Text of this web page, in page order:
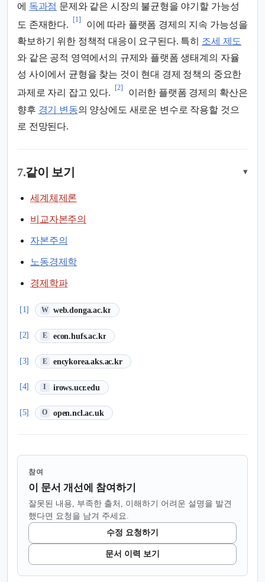
에 독과점 문제와 같은 시장의 불균형을 야기할 가능성
도 존재한다.
[1]
이에 따라 플랫폼 경제의 지속 가능성을
확보하기 위한 정책적 대응이 요구된다. 특히 조세 제도
와 같은 공적 영역에서의 규제와 플랫폼 생태계의 자율
성 사이에서 균형을 찾는 것이 현대 경제 정책의 중요한
과제로 자리 잡고 있다.
[2]
이러한 플랫폼 경제의 확산은
향후 경기 변동의 양상에도 새로운 변수로 작용할 것으
로 전망된다.
7.같이 보기 ▾
세계체제론
비교자본주의
자본주의
노동경제학
경제학파
[1] W web.donga.ac.kr
(새 탭에서 열림)
[2] E econ.hufs.ac.kr
(새 탭에서 열림)
[3] E encykorea.aks.ac.kr
(새 탭에서 열림)
[4] I irows.ucr.edu
(새 탭에서 열림)
[5] O open.ncl.ac.uk
(새 탭에서 열림)
참여
이 문서 개선에 참여하기
잘못된 내용, 부족한 출처, 이해하기 어려운 설명을 발견
했다면 요청을 남겨 주세요.
수정 요청하기
문서 이력 보기